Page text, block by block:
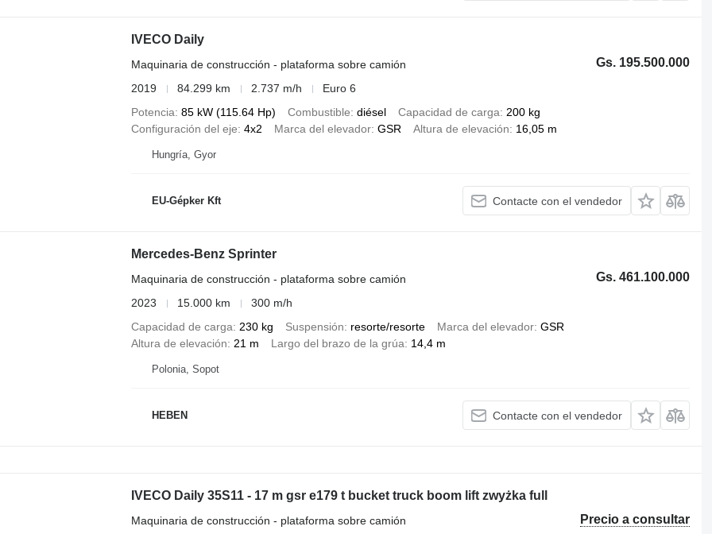
IVECO Daily
Gs. 195.500.000
Maquinaria de construcción - plataforma sobre camión
2019
84.299 km 2.737 m/h
Euro 6
Potencia 85 kW (115.64 Hp) Combustible diésel Capacidad de carga
200 kg
Configuración del eje 4x2 Marca del elevador GSR Altura de elevación 16,05 m
Hungría, Gyor
EU-Gépker Kft Contacte con el vendedor
Mercedes-Benz Sprinter
Gs. 461.100.000
Maquinaria de construcción - plataforma sobre camión
2023
15.000 km
300 m/h
Capacidad de carga
230 kg Suspensión resorte/resorte Marca del elevador GSR
Altura de elevación
21 m Largo del brazo de la grúa 14,4 m
Polonia, Sopot
HEBEN Contacte con el vendedor
IVECO Daily 35S11 - 17 m gsr e179 t bucket truck boom lift zwyżka full
Precio a consultar
Maquinaria de construcción - plataforma sobre camión